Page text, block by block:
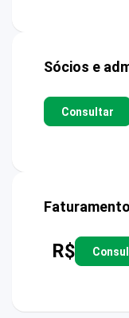
Sócios e
Consultar
R$